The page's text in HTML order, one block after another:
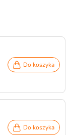
Do koszyka
Do koszyka